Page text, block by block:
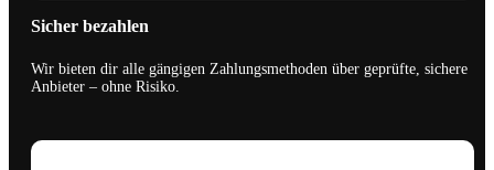
Sicher bezahlen
Wir bieten dir alle gängigen Zahlungsmethoden über geprüfte, sichere
Anbieter – ohne Risiko.